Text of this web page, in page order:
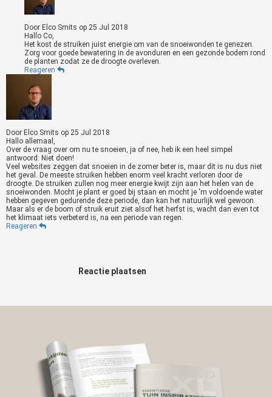
Door Elco Smits op 25 Jul 2018
Hallo Co,
Het kost de struiken juist energie om van de snoeiwonden te genezen.
Zorg voor goede bewatering in de avonduren en een gezonde bodem rond
de planten zodat ze de droogte overleven.
Reageren
Door Elco Smits op 25 Jul 2018
Hallo allemaal,
Over de vraag over om nu te snoeien, ja of nee, heb ik een heel simpel
antwoord: Niet doen!
Veel websites zeggen dat snoeien in de zomer beter is, maar dit is nu dus niet
het geval. De meeste struiken hebben enorm veel kracht verloren door de
droogte. De struiken zullen nog meer energie kwijt zijn aan het helen van de
snoeiwonden. Mocht je plant er goed bij staan en mocht je 'm voldoende water
hebben gegeven gedurende deze periode, dan kan het natuurlijk wel gewoon.
Maar als er de boom of struik eruit ziet alsof het herfst is, wacht dan even tot
het klimaat iets verbeterd is, na een periode van regen.
Reageren
Reactie plaatsen